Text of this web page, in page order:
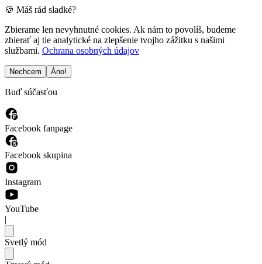
🍪 Máš rád sladké?
Zbierame len nevyhnutné cookies. Ak nám to povolíš, budeme
zbierať aj tie analytické na zlepšenie tvojho zážitku s našimi
službami. Ochrana osobných údajov
Nechcem Áno!
Buď súčasťou
Facebook fanpage
Facebook skupina
Instagram
YouTube
|
Svetlý mód